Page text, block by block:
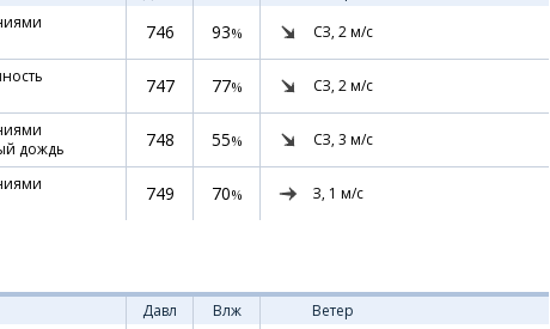
746 93% СЗ, 2м/с
747 77% СЗ, 2м/с
дождь
748 55% СЗ, 3 м/с
749 70% З, 1 м/с
Давл Влж
Ветер